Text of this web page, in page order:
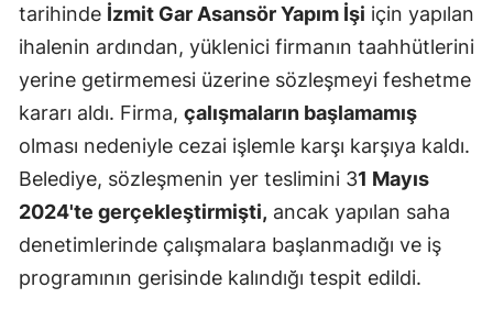
tarihinde İzmit Gar Asansör Yapım İşi için yapılan
ihalenin ardından, yüklenici firmanın taahhütlerini
yerine getirmemesi üzerine sözleşmeyi feshetme
kararı aldı. Firma, çalışmaların başlamamış
olması nedeniyle cezai işlemle karşı karşıya kaldı.
Belediye, sözleşmenin yer teslimini 31 Mayıs
2024'te gerçekleştirmişti, ancak yapılan saha
denetimlerinde çalışmalara başlanmadığı ve iş
programının gerisinde kalındığı tespit edildi.